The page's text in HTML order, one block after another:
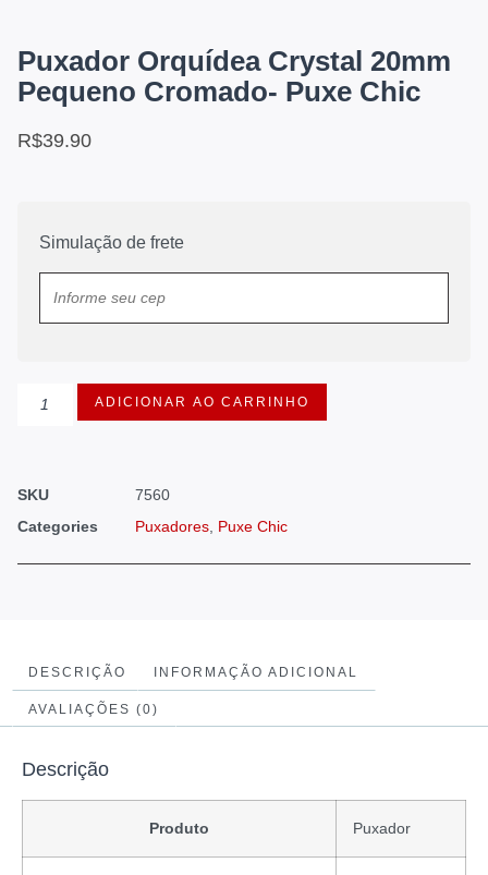
Puxador Orquídea Crystal 20mm
Pequeno Cromado- Puxe Chic
R$39.90
Simulação de frete
ADICIONAR AO CARRINHO
SKU
7560
Categories
Puxadores Puxe Chic
DESCRIÇÃO INFORMAÇÃO ADICIONAL
AVALIAÇÕES (0)
Descrição
Produto Puxador